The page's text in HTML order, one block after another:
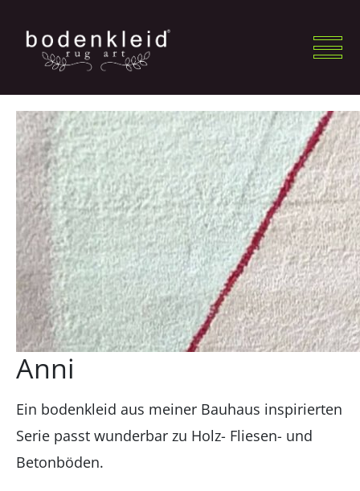
Anni
Ein bodenkleid aus meiner Bauhaus inspirierten
Serie passt wunderbar zu Holz- Fliesen- und
Betonböden.